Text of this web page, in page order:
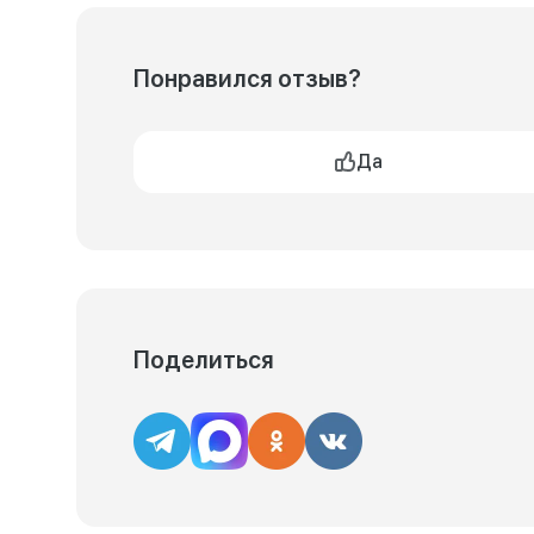
Понравился отзыв?
Да
Поделиться